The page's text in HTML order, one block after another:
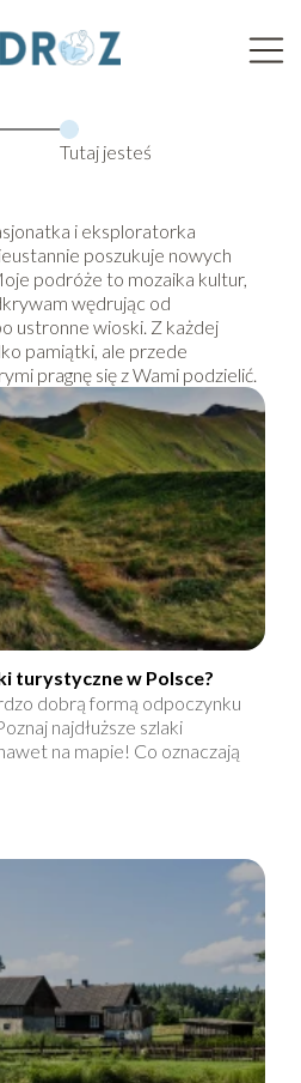
Tutaj jesteś
i eksploratorka
poszukuje nowych
podróże to mozaika kultur,
wędrując od
ustronne wioski. Z każdej
pamiątki, ale przede
pragnę się z Wami podzielić.
turystyczne w Polsce?
dobrą formą odpoczynku
najdłuższe szlaki
na mapie! Co oznaczają